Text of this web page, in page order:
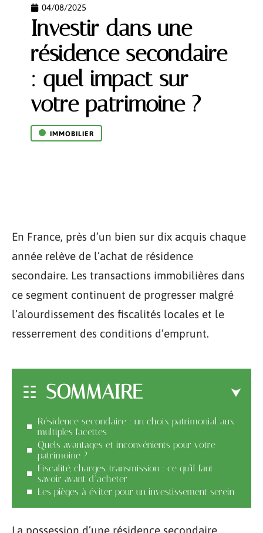
04/08/2025
Investir dans une
résidence secondaire
: quel impact sur
votre patrimoine ?
IMMOBILIER
En France, près d’un bien sur dix acquis chaque
année relève de l’achat de résidence
secondaire. Les transactions immobilières dans
ce segment continuent de progresser malgré
l’alourdissement des fiscalités locales et le
resserrement des conditions d’emprunt.
SOMMAIRE
Résidence secondaire : un choix patrimonial aux
multiples facettes
Quels avantages et inconvénients pour votre
patrimoine ?
Fiscalité, charges, transmission : ce qu’il faut
savoir avant d’acheter
Les pièges à éviter pour un investissement serein
La possession d’une résidence secondaire